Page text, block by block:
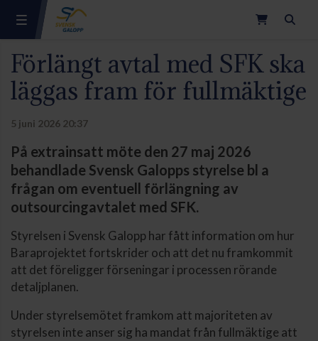
Förlängt avtal med SFK ska
läggas fram för fullmäktige
5 juni 2026 20:37
På extrainsatt möte den 27 maj 2026
behandlade Svensk Galopps styrelse bl a
frågan om eventuell förlängning av
outsourcingavtalet med SFK.
Styrelsen i Svensk Galopp har fått information om hur
Baraprojektet fortskrider och att det nu framkommit
att det föreligger förseningar i processen rörande
detaljplanen.
Under styrelsemötet framkom att majoriteten av
styrelsen inte anser sig ha mandat från fullmäktige att